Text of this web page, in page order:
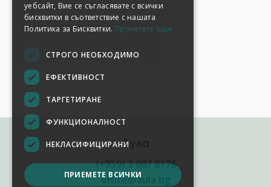
Аула
(+359) 2 987 8176
office@aula.bg
уебсайт, Вие се съгласявате с всички
бисквитки в съответствие с нашата
Политика за Бисквитки. Прочетете още
СТРОГО НЕОБХОДИМО
ЕФЕКТИВНОСТ
ТАРГЕТИРАНЕ
ФУНКЦИОНАЛНОСТ
НЕКЛАСИФИЦИРАНИ
ПРИЕМЕТЕ ВСИЧКИ